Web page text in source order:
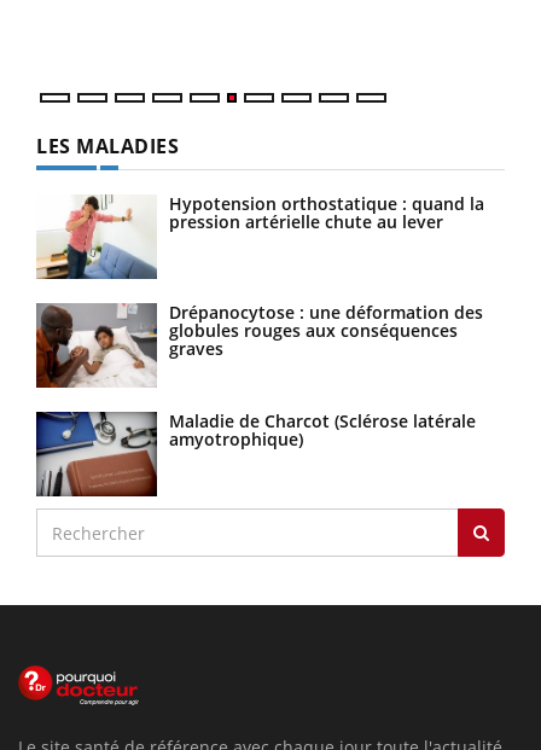
LES MALADIES
Hypotension orthostatique : quand la
pression artérielle chute au lever
Drépanocytose : une déformation des
globules rouges aux conséquences
graves
Maladie de Charcot (Sclérose latérale
amyotrophique)